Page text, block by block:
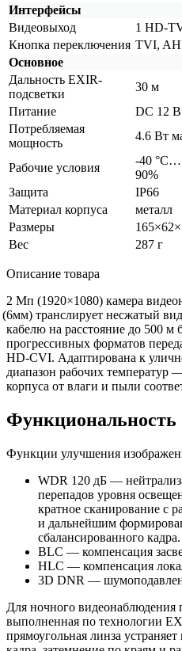
Интерфейсы
Видеовыход
1 HD-
Кнопка переключения TVI,
Основное
Дальность EXIR-
подсветки
30 м
Питание
DC 12
Потребляемая
мощность
4.6 Вт
Рабочие условия
-40 °С…
90%
Защита
IP66
Материал корпуса
металл
Размеры
Вес
287 г
Описание товара
2 Мп (1920×1080) камера
(6мм) транслирует несжатый
кабелю на расстояние до 500 м
прогрессивных форматов
HD-CVI. Адаптирована к
диапазон рабочих температур
корпуса от влаги и пыли
Функциональность
Функции улучшения
WDR 120 дБ —
перепадов уровня
кратное сканирование с
и дальнейшим
сбалансированного кадра.
BLC — компенсация
HLC — компенсация
3D DNR —
Для ночного видеонаблюдения
выполненная по технологии
прямоугольная линза